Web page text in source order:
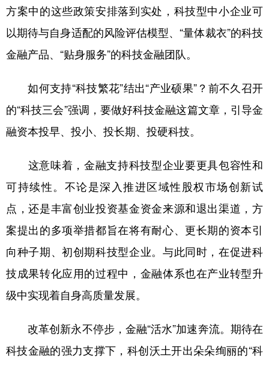
方案中的这些政策安排落到实处，科技型中小企业可
以期待与自身适配的风险评估模型、“量体裁衣”的科技
金融产品、“贴身服务”的科技金融团队。
如何支持“科技繁花”结出“产业硕果”？前不久召开
的“科技三会”强调，要做好科技金融这篇文章，引导金
融资本投早、投小、投长期、投硬科技。
这意味着，金融支持科技型企业要更具包容性和
可持续性。不论是深入推进区域性股权市场创新试
点，还是丰富创业投资基金资金来源和退出渠道，方
案提出的多项举措都旨在将有耐心、更长期的资本引
向种子期、初创期科技型企业。与此同时，在促进科
技成果转化应用的过程中，金融体系也在产业转型升
级中实现着自身高质量发展。
改革创新永不停步，金融“活水”加速奔流。期待在
科技金融的强力支撑下，科创沃土开出朵朵绚丽的“科